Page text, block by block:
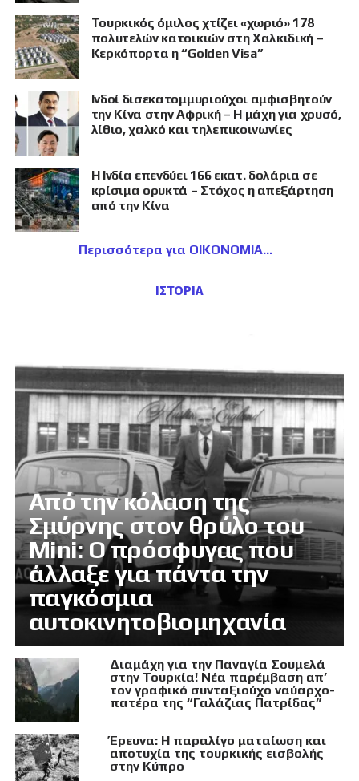
Τουρκικός όμιλος χτίζει «χωριό» 178
πολυτελών κατοικιών στη Χαλκιδική –
Κερκόπορτα η “Golden Visa”
Ινδοί δισεκατομμυριούχοι αμφισβητούν
την Κίνα στην Αφρική – Η μάχη για χρυσό,
λίθιο, χαλκό και τηλεπικοινωνίες
Η Ινδία επενδύει 166 εκατ. δολάρια σε
κρίσιμα ορυκτά – Στόχος η απεξάρτηση
από την Κίνα
Περισσότερα για ΟΙΚΟΝΟΜΙΑ
ΙΣΤΟΡΙΑ
Από την κόλαση της
Σμύρνης στον θρύλο του
Mini: Ο πρόσφυγας που
άλλαξε για πάντα την
παγκόσμια
αυτοκινητοβιομηχανία
Διαμάχη για την Παναγία Σουμελά
στην Τουρκία! Νέα παρέμβαση απ’
τον γραφικό συνταξιούχο ναύαρχο-
πατέρα της “Γαλάζιας Πατρίδας”
Έρευνα: Η παραλίγο ματαίωση και
αποτυχία της τουρκικής εισβολής
στην Κύπρο